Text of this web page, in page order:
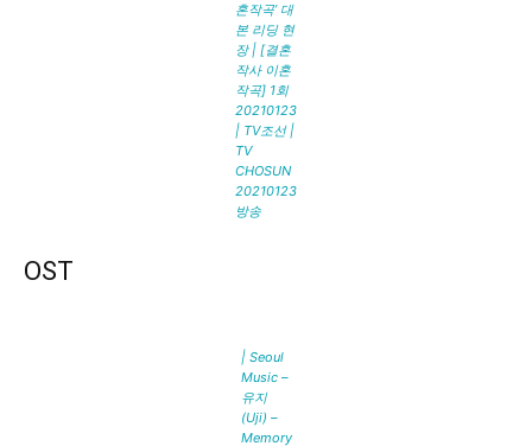
혼작곡’ 대
본 리딩 현
장 | [결혼
작사 이혼
작곡] 1회
20210123
| TV조선 |
TV
CHOSUN
20210123
방송
OST
| Seoul
Music –
유지
(Uji) –
Memory